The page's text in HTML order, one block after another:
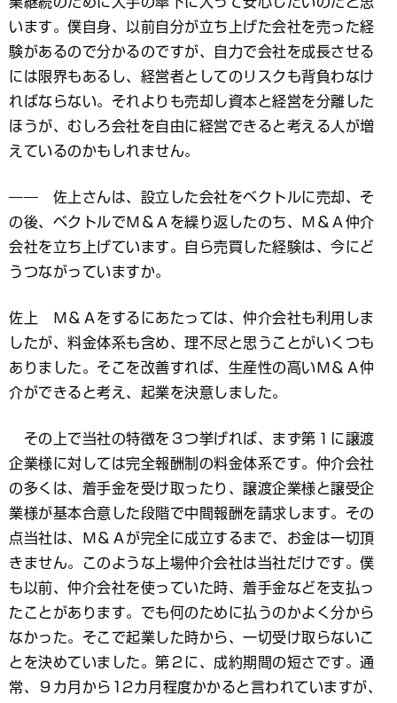
います。僕自身、以前自分が立ち上げた会社を売った経
験があるので分かるのですが、自力で会社を成長させる
には限界もあるし、経営者としてのリスクも背負わなけ
ればならない。それよりも売却し資本と経営を分離した
ほうが、むしろ会社を自由に経営できると考える人が増
えているのかもしれません。
―― 佐上さんは、設立した会社をベクトルに売却、そ
の後、ベクトルでＭ＆Ａを繰り返したのち、Ｍ＆Ａ仲介
会社を立ち上げています。自ら売買した経験は、今にど
うつながっていますか。
佐上 Ｍ＆Ａをするにあたっては、仲介会社も利用しま
したが、料金体系も含め、理不尽と思うことがいくつも
ありました。そこを改善すれば、生産性の高いＭ＆Ａ仲
介ができると考え、起業を決意しました。
その上で当社の特徴を３つ挙げれば、まず第１に譲渡
企業様に対しては完全報酬制の料金体系です。仲介会社
の多くは、着手金を受け取ったり、譲渡企業様と譲受企
業様が基本合意した段階で中間報酬を請求します。その
点当社は、Ｍ＆Ａが完全に成立するまで、お金は一切頂
きません。このような上場仲介会社は当社だけです。僕
も以前、仲介会社を使っていた時、着手金などを支払っ
たことがあります。でも何のために払うのかよく分から
なかった。そこで起業した時から、一切受け取らないこ
とを決めていました。第２に、成約期間の短さです。通
常、９カ月から12カ月程度かかると言われていますが、